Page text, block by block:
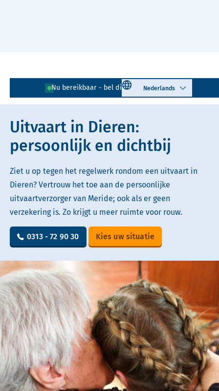
Nu bereikbaar - bel direct! 0313 - 72 90 30
Select language
Lees voor Uitleg woorden
Simpele tekst
Uitvaart in Dieren:
persoonlijk en dichtbij
Ziet u op tegen het regelwerk rondom een uitvaart in
Dieren? Vertrouw het toe aan de persoonlijke
uitvaartverzorger van Meride; ook als er geen
verzekering is. Zo krijgt u meer ruimte voor rouw.
0313 - 72 90 30 Kies uw situatie